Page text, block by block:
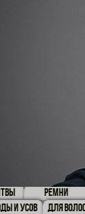
РЕМНИ
И УСОВ ДЛЯ